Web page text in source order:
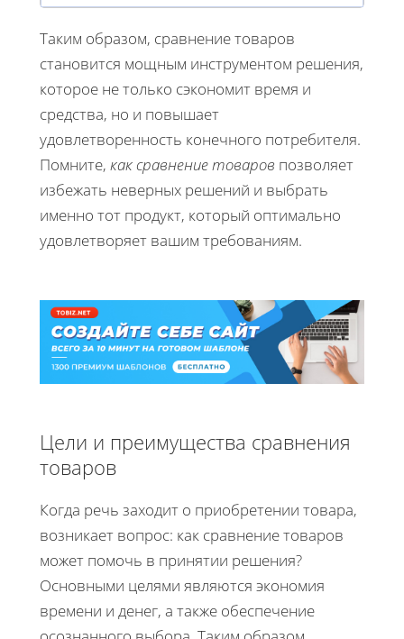
Таким образом, сравнение товаров
становится мощным инструментом решения,
которое не только сэкономит время и
средства, но и повышает
удовлетворенность конечного потребителя.
Помните, как сравнение товаров позволяет
избежать неверных решений и выбрать
именно тот продукт, который оптимально
удовлетворяет вашим требованиям.
Цели и преимущества сравнения
товаров
Когда речь заходит о приобретении товара,
возникает вопрос: как сравнение товаров
может помочь в принятии решения?
Основными целями являются экономия
времени и денег, а также обеспечение